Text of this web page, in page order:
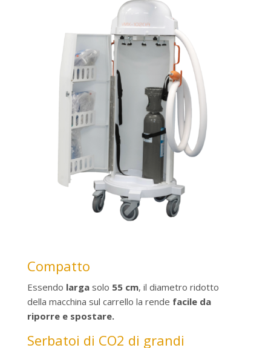
Compatto
Essendo largasolo 55 cm, il diametro ridotto
della macchina sul carrello la rende facile da
riporre e spostare.
Serbatoi di CO2 di grandi